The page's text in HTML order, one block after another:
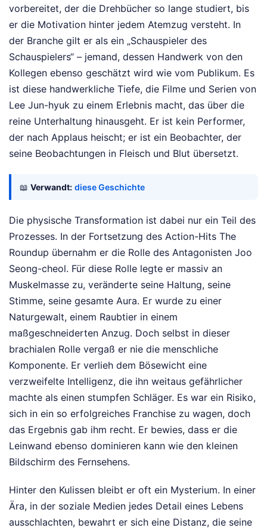
vorbereitet, der die Drehbücher so lange studiert, bis
er die Motivation hinter jedem Atemzug versteht. In
der Branche gilt er als ein „Schauspieler des
Schauspielers“ – jemand, dessen Handwerk von den
Kollegen ebenso geschätzt wird wie vom Publikum. Es
ist diese handwerkliche Tiefe, die Filme und Serien von
Lee Jun-hyuk zu einem Erlebnis macht, das über die
reine Unterhaltung hinausgeht. Er ist kein Performer,
der nach Applaus heischt; er ist ein Beobachter, der
seine Beobachtungen in Fleisch und Blut übersetzt.
📖 Verwandt: diese Geschichte
Die physische Transformation ist dabei nur ein Teil des
Prozesses. In der Fortsetzung des Action-Hits The
Roundup übernahm er die Rolle des Antagonisten Joo
Seong-cheol. Für diese Rolle legte er massiv an
Muskelmasse zu, veränderte seine Haltung, seine
Stimme, seine gesamte Aura. Er wurde zu einer
Naturgewalt, einem Raubtier in einem
maßgeschneiderten Anzug. Doch selbst in dieser
brachialen Rolle vergaß er nie die menschliche
Komponente. Er verlieh dem Bösewicht eine
verzweifelte Intelligenz, die ihn weitaus gefährlicher
machte als einen stumpfen Schläger. Es war ein Risiko,
sich in ein so erfolgreiches Franchise zu wagen, doch
das Ergebnis gab ihm recht. Er bewies, dass er die
Leinwand ebenso dominieren kann wie den kleinen
Bildschirm des Fernsehens.
Hinter den Kulissen bleibt er oft ein Mysterium. In einer
Ära, in der soziale Medien jedes Detail eines Lebens
ausschlachten, bewahrt er sich eine Distanz, die seine